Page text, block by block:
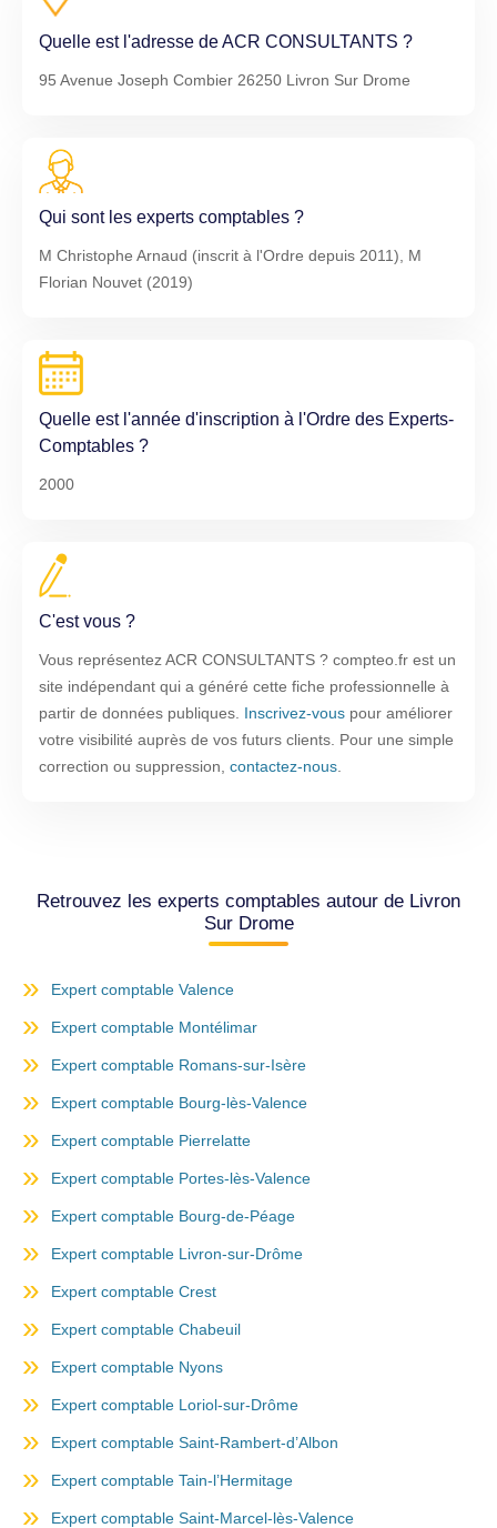
Quelle est l'adresse de ACR CONSULTANTS ?
95 Avenue Joseph Combier 26250 Livron Sur Drome
Qui sont les experts comptables ?
M Christophe Arnaud (inscrit à l'Ordre depuis 2011), M
Florian Nouvet (2019)
Quelle est l'année d'inscription à l'Ordre des Experts-
Comptables ?
2000
C'est vous ?
Vous représentez ACR CONSULTANTS ? compteo.fr est un
site indépendant qui a généré cette fiche professionnelle à
partir de données publiques. Inscrivez-vous pour améliorer
votre visibilité auprès de vos futurs clients. Pour une simple
correction ou suppression, contactez-nous
Retrouvez les experts comptables autour de Livron
Sur Drome
Expert comptable Valence
Expert comptable Montélimar
Expert comptable Romans-sur-Isère
Expert comptable Bourg-lès-Valence
Expert comptable Pierrelatte
Expert comptable Portes-lès-Valence
Expert comptable Bourg-de-Péage
Expert comptable Livron-sur-Drôme
Expert comptable Crest
Expert comptable Chabeuil
Expert comptable Nyons
Expert comptable Loriol-sur-Drôme
Expert comptable Saint-Rambert-d’Albon
Expert comptable Tain-l’Hermitage
Expert comptable Saint-Marcel-lès-Valence